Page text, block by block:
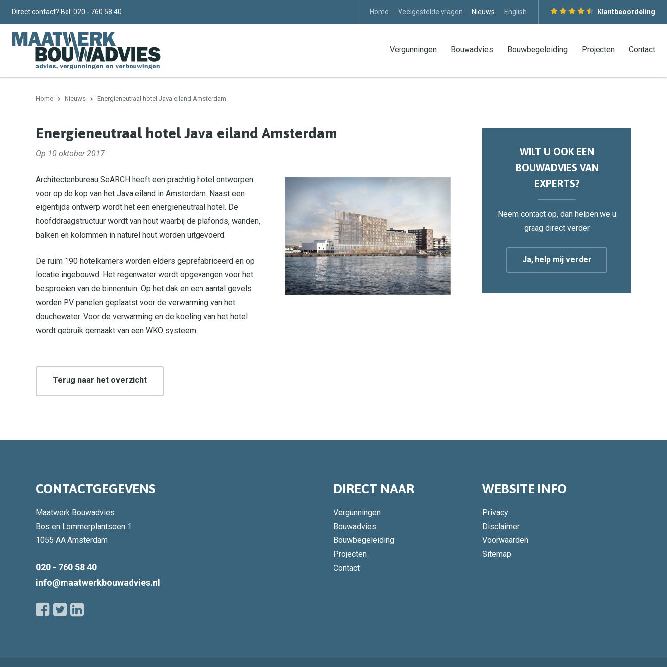
Direct contact? Bel: 020 - 760 58 40 Home Veelgestelde vragen Nieuws English Klantbeoordeling
Vergunningen Bouwadvies Bouwbegeleiding Projecten Contact
Home Nieuws Energieneutraal hotel Java eiland Amsterdam
Energieneutraal hotel Java eiland Amsterdam
Op 10 oktober 2017
Architectenbureau SeARCH heeft een prachtig hotel ontworpen
voor op de kop van het Java eiland in Amsterdam. Naast een
eigentijds ontwerp wordt het een energieneutraal hotel. De
hoofddraagstructuur wordt van hout waarbij de plafonds, wanden,
balken en kolommen in naturel hout worden uitgevoerd.
De ruim 190 hotelkamers worden elders geprefabriceerd en op
locatie ingebouwd. Het regenwater wordt opgevangen voor het
besproeien van de binnentuin. Op het dak en een aantal gevels
worden PV panelen geplaatst voor de verwarming van het
douchewater. Voor de verwarming en de koeling van het hotel
wordt gebruik gemaakt van een WKO systeem.
Terug naar het overzicht
WILT U OOK EEN
BOUWADVIES VAN
EXPERTS?
Neem contact op, dan helpen we u
graag direct verder
Ja, help mij verder
CONTACTGEGEVENS
Maatwerk Bouwadvies
Bos en Lommerplantsoen 1
1055 AA Amsterdam
020 - 760 58 40
info@maatwerkbouwadvies.nl
DIRECT NAAR
Vergunningen
Bouwadvies
Bouwbegeleiding
Projecten
Contact
WEBSITE INFO
Privacy
Disclaimer
Voorwaarden
Sitemap